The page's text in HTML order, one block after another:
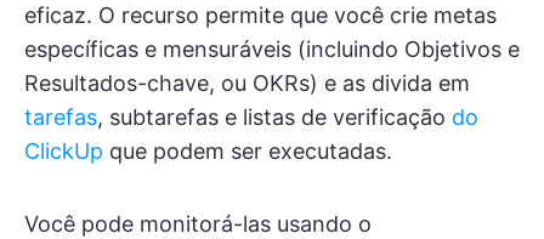
eficaz. O recurso permite que você crie metas
específicas e mensuráveis (incluindo Objetivos e
Resultados-chave, ou OKRs) e as divida em
tarefas, subtarefas e listas de verificação do
ClickUp que podem ser executadas.
Você pode monitorá-las usando o